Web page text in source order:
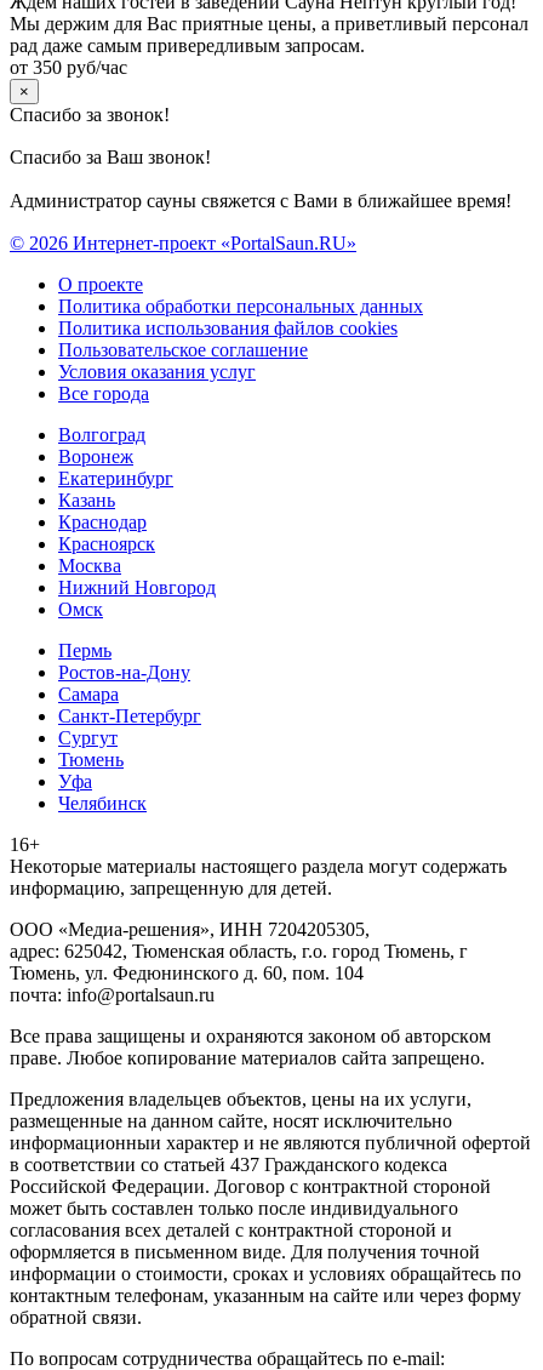
Мы держим для Вас приятные цены, а приветливый персонал
рад даже самым привередливым запросам.
от 350 руб/час
×
Спасибо за звонок!
Спасибо за Ваш звонок!
Администратор сауны свяжется с Вами в ближайшее время!
© 2026 Интернет-проект «PortalSaun.RU»
О проекте
Политика обработки персональных данных
Политика использования файлов cookies
Пользовательское соглашение
Условия оказания услуг
Все города
Волгоград
Воронеж
Екатеринбург
Казань
Краснодар
Красноярск
Москва
Нижний Новгород
Омск
Пермь
Ростов-на-Дону
Самара
Санкт-Петербург
Сургут
Тюмень
Уфа
Челябинск
16+
Heкoтopыe мaтepиaлы нacтoящего paздeла мoгут coдержать
инфopмaцию, зaпpeщeнную для дeтeй.
ООО «Медиа-решения», ИНН 7204205305,
адрес: 625042, Тюменская область, г.о. город Тюмень, г
Тюмень, ул. Федюнинского д. 60, пом. 104
почта: info@portalsaun.ru
Вce прaвa зaщищeны и oxpaняютcя зaкoнoм oб aвтopcкoм
прaве. Любoe кoпиpoвaниe мaтepиaлов caйтa зaпpeщeнo.
Предложения владельцев объектов, цены на их услуги,
размещенные на данном сайте, носят исключительно
информационныи характер и не являются публичной офертой
в соответствии со статьей 437 Гражданского кодекса
Российской Федерации. Договор с контрактной стороной
может быть составлен только после индивидуального
согласования всех деталей с контрактной стороной и
оформляется в письменном виде. Для получения точной
информации о стоимости, сроках и условиях обращайтесь по
контактным телефонам, указанным на сайте или через форму
обратной связи.
По вопросам сотрудничества обращайтесь по e-mail: